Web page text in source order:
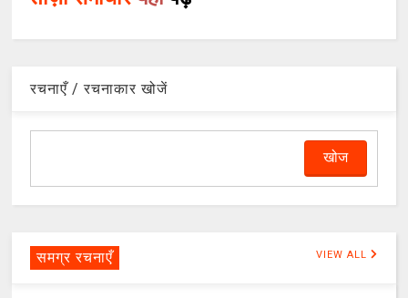
रचनाएँ / रचनाकार खोजें
समग्र रचनाएँ VIEW ALL